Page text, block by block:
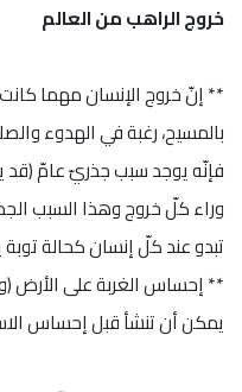
خروج الراهب من العالم
** إنّ خروج الإنسان مهما
بالمسيح، رغبة في الهدوء
فإنّه يوجد سبب جذريّ عامّ
وراء كلّ خروج وهذا السبب
تبدو عند كلّ إنسان كحالة
** إحساس الغربة على الأرض
يمكن أن تنشأ قبل إحساس